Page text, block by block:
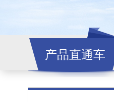
产品直通车